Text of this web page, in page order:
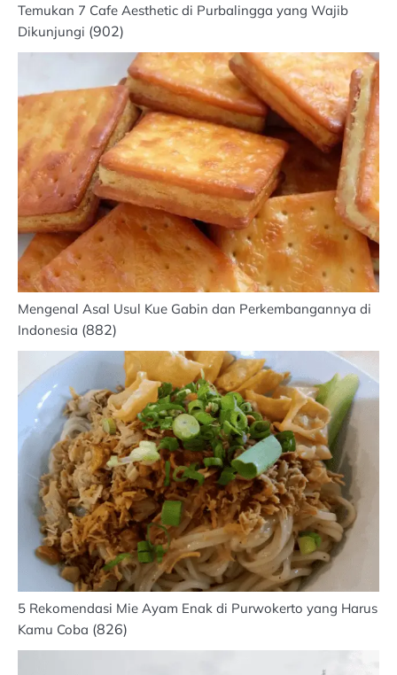
Temukan 7 Cafe Aesthetic di Purbalingga yang Wajib
Dikunjungi (902)
Mengenal Asal Usul Kue Gabin dan Perkembangannya di
Indonesia (882)
5 Rekomendasi Mie Ayam Enak di Purwokerto yang Harus
Kamu Coba (826)